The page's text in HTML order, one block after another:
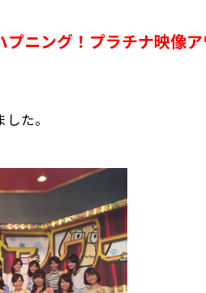
プニング！プラチナ映像
た。